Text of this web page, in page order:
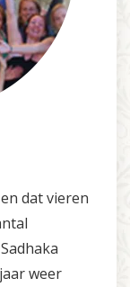
dat vieren
weer